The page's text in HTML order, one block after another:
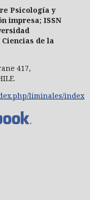
Psicología y
impresa; ISSN
de la
417,
liminales/index